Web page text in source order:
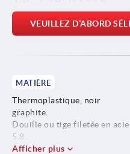
VEUILLEZ D’ABORD
MATIÈRE
Thermoplastique, noir
graphite.
Douille ou tige filetée en
5.8.
Afficher plus